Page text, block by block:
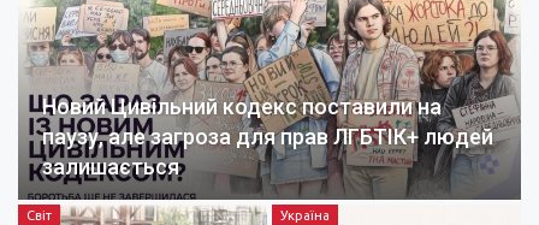
Новий Цивільний кодекс поставили на
паузу, але загроза для прав ЛГБТІК+ людей
залишається
Світ Україна